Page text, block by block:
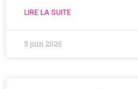
LIRE LA SUITE
5 juin 2026